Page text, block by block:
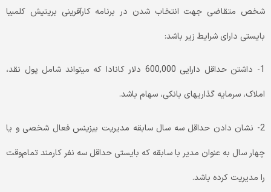
شخص متقاضی جهت انتخاب شدن در برنامه کارآفرینی بریتیش کلمبیا
بایستی دارای شرایط زیر باشد:
1- داشتن حداقل دارایی 600,000 دلار کانادا که میتواند شامل پول نقد،
املاک، سرمایه گذاریهای بانکی، سهام باشد.
2- نشان دادن حداقل سه سال سابقه مدیریت بیزینس فعال شخصی و یا
چهار سال به عنوان مدیر با سابقه که بایستی حداقل سه نفر کارمند تمام‌وقت
را مدیریت کرده باشد.